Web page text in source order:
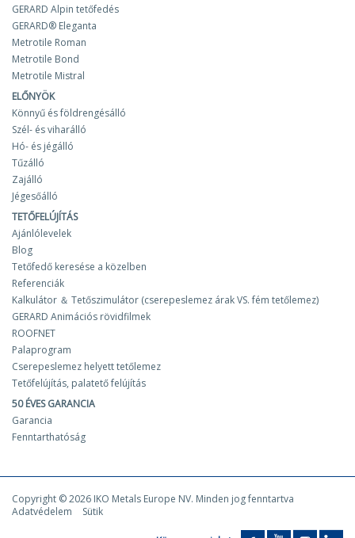
GERARD Alpin tetőfedés
GERARD® Eleganta
Metrotile Roman
Metrotile Bond
Metrotile Mistral
ELŐNYÖK
Könnyű és földrengésálló
Szél- és viharálló
Hó- és jégálló
Tűzálló
Zajálló
Jégesőálló
TETŐFELÚJÍTÁS
Ajánlólevelek
Blog
Tetőfedő keresése a közelben
Referenciák
Kalkulátor ＆ Tetőszimulátor (cserepeslemez árak VS. fém tetőlemez)
GERARD Animációs rövidfilmek
ROOFNET
Palaprogram
Cserepeslemez helyett tetőlemez
Tetőfelújítás, palatető felújítás
50 ÉVES GARANCIA
Garancia
Fenntarthatóság
Copyright © 2026 IKO Metals Europe NV. Minden jog fenntartva
Adatvédelem
Sütik